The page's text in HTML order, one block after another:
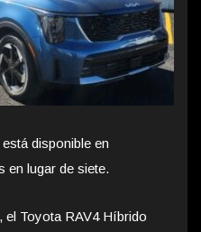
disponible en
en lugar de siete.
el Toyota RAV4 Híbrido